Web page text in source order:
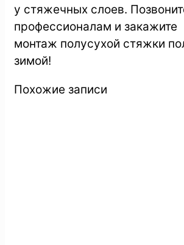
у стяжечных слоев.
профессионалам и закажите
монтаж полусухой стяжки
зимой!
Похожие записи